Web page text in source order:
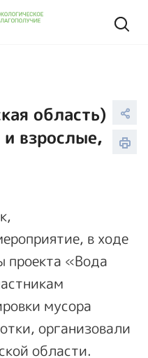
область)
взрослые,
в ходе
проекта «Вода
мусора
организовали
области.